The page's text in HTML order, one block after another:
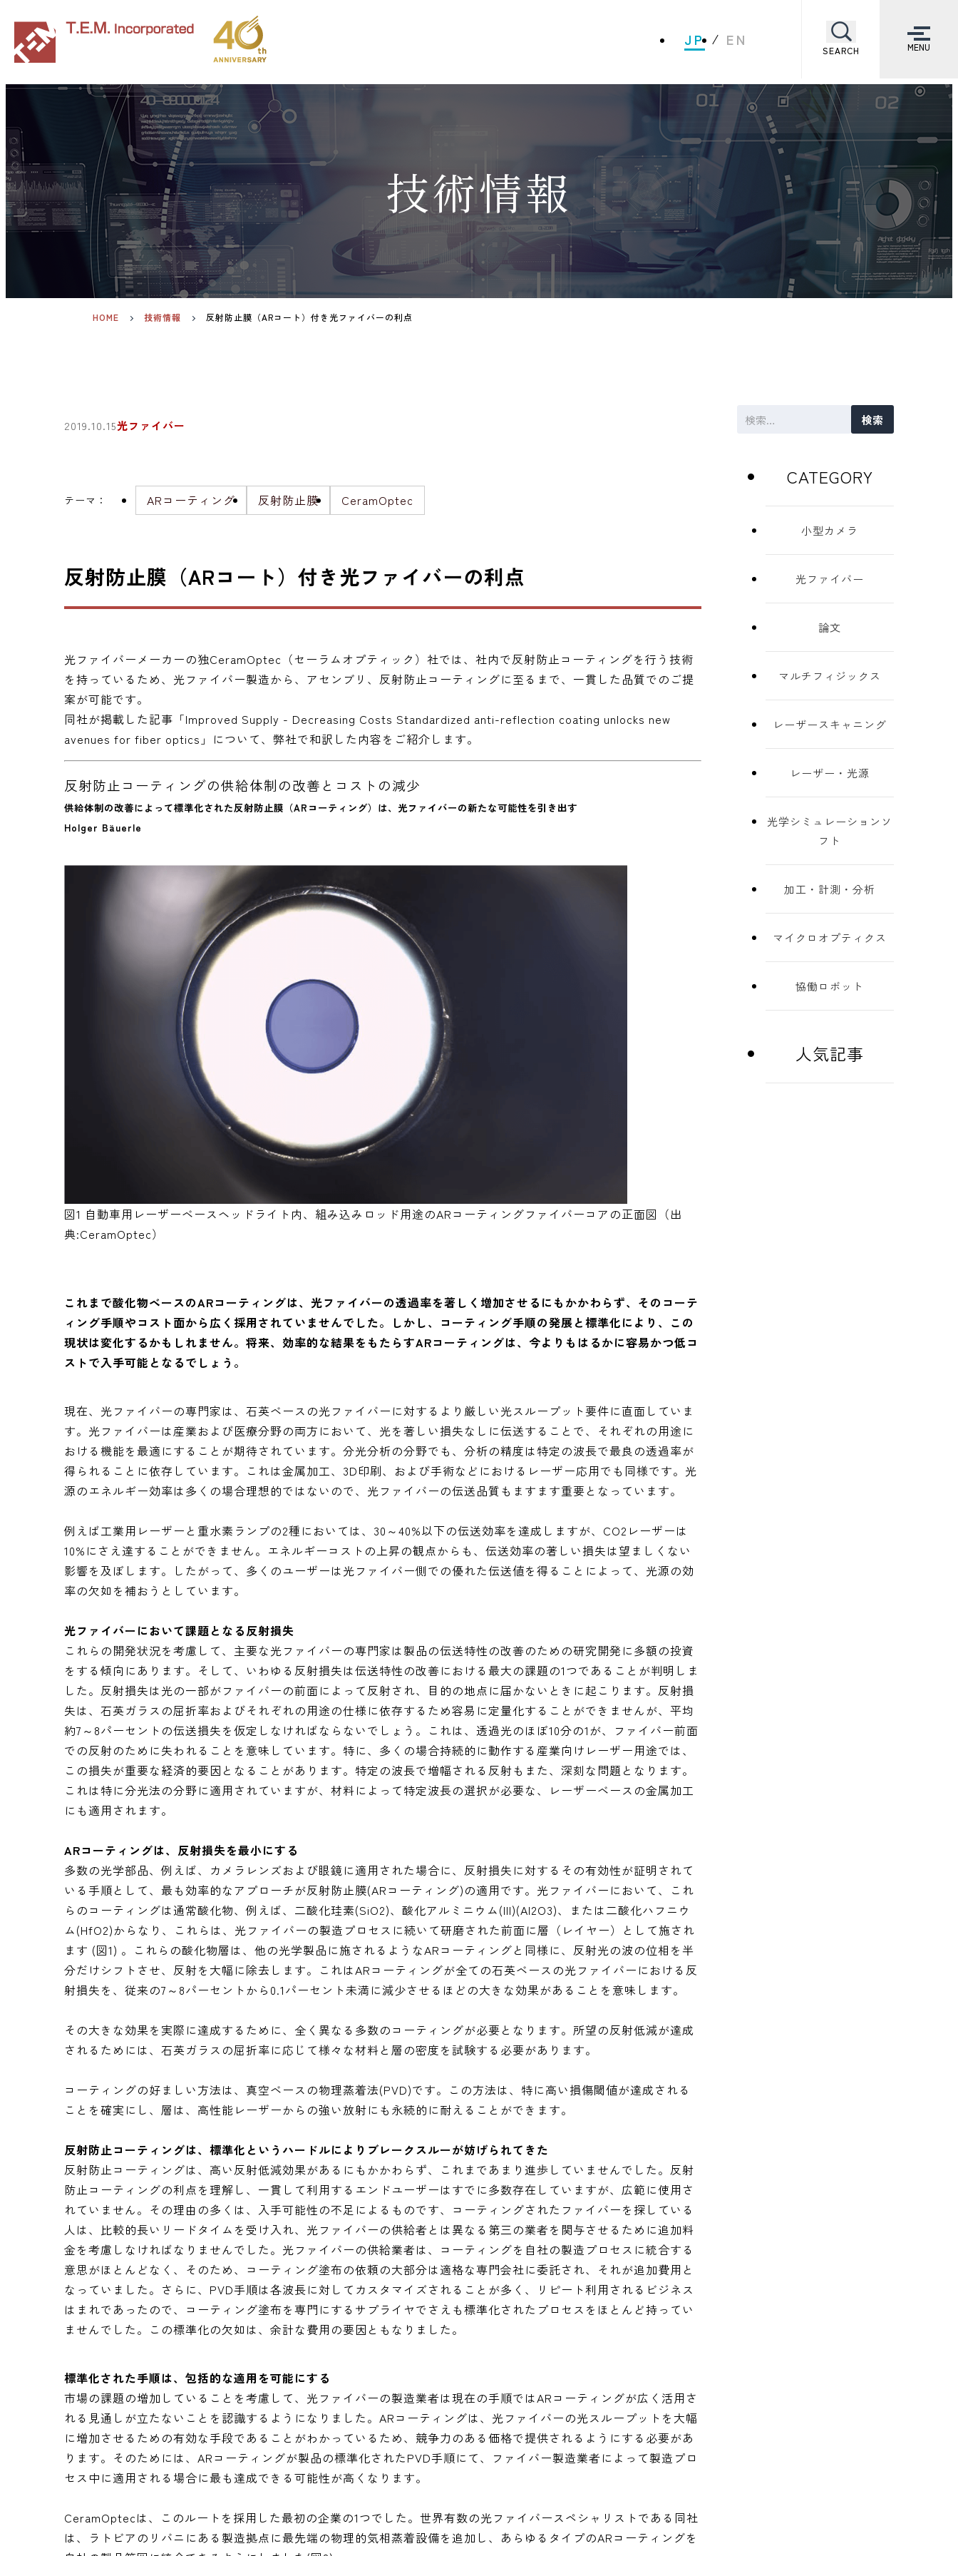
JP EN
SEARCH MENU
技術情報
HOME 技術情報 反射防止膜（ARコート）付き光ファイバーの利点
2019.10.15光ファイバー
テーマ ： ARコーティング 反射防止膜 CeramOptec
反射防止膜（ARコート）付き光ファイバーの利点
光ファイバーメーカーの独CeramOptec（セーラムオプティック）社では、社内で反射防止コーティングを行う技術
を持っているため、光ファイバー製造から、アセンブリ、反射防止コーティングに至るまで、一貫した品質でのご提
案が可能です。
同社が掲載した記事「Improved Supply - Decreasing Costs Standardized anti-reflection coating unlocks new
avenues for fiber optics」について、弊社で和訳した内容をご紹介します。
反射防止コーティングの供給体制の改善とコストの減少
供給体制の改善によって標準化された反射防止膜（ARコーティング）は、光ファイバーの新たな可能性を引き出す
Holger Bäuerle
図1 自動車用レーザーベースヘッドライト内、組み込みロッド用途のARコーティングファイバーコアの正面図（出
典:CeramOptec）
これまで酸化物ベースのARコーティングは、光ファイバーの透過率を著しく増加させるにもかかわらず、そのコーテ
ィング手順やコスト面から広く採用されていませんでした。しかし、コーティング手順の発展と標準化により、この
現状は変化するかもしれません。将来、効率的な結果をもたらすARコーティングは、今よりもはるかに容易かつ低コ
ストで入手可能となるでしょう。
現在、光ファイバーの専門家は、石英ベースの光ファイバーに対するより厳しい光スループット要件に直面していま
す。光ファイバーは産業および医療分野の両方において、光を著しい損失なしに伝送することで、それぞれの用途に
おける機能を最適にすることが期待されています。分光分析の分野でも、分析の精度は特定の波長で最良の透過率が
得られることに依存しています。これは金属加工、3D印刷、および手術などにおけるレーザー応用でも同様です。光
源のエネルギー効率は多くの場合理想的ではないので、光ファイバーの伝送品質もますます重要となっています。
例えば工業用レーザーと重水素ランプの2種においては、30～40%以下の伝送効率を達成しますが、CO2レーザーは
10%にさえ達することができません。エネルギーコストの上昇の観点からも、伝送効率の著しい損失は望ましくない
影響を及ぼします。したがって、多くのユーザーは光ファイバー側での優れた伝送値を得ることによって、光源の効
率の欠如を補おうとしています。
光ファイバーにおいて課題となる反射損失
これらの開発状況を考慮して、主要な光ファイバーの専門家は製品の伝送特性の改善のための研究開発に多額の投資
をする傾向にあります。そして、いわゆる反射損失は伝送特性の改善における最大の課題の1つであることが判明しま
した。反射損失は光の一部がファイバーの前面によって反射され、目的の地点に届かないときに起こります。反射損
失は、石英ガラスの屈折率およびそれぞれの用途の仕様に依存するため容易に定量化することができませんが、平均
約7～8パーセントの伝送損失を仮定しなければならないでしょう。これは、透過光のほぼ10分の1が、ファイバー前面
での反射のために失われることを意味しています。特に、多くの場合持続的に動作する産業向けレーザー用途では、
この損失が重要な経済的要因となることがあります。特定の波長で増幅される反射もまた、深刻な問題となります。
これは特に分光法の分野に適用されていますが、材料によって特定波長の選択が必要な、レーザーベースの金属加工
にも適用されます。
ARコーティングは、反射損失を最小にする
多数の光学部品、例えば、カメラレンズおよび眼鏡に適用された場合に、反射損失に対するその有効性が証明されて
いる手順として、最も効率的なアプローチが反射防止膜(ARコーティング)の適用です。光ファイバーにおいて、これ
らのコーティングは通常酸化物、例えば、二酸化珪素(SiO2)、酸化アルミニウム(III)(Al2O3)、または二酸化ハフニウ
ム(HfO2)からなり、これらは、光ファイバーの製造プロセスに続いて研磨された前面に層（レイヤー）として施され
ます (図1) 。これらの酸化物層は、他の光学製品に施されるようなARコーティングと同様に、反射光の波の位相を半
分だけシフトさせ、反射を大幅に除去します。これはARコーティングが全ての石英ベースの光ファイバーにおける反
射損失を、従来の7～8パーセントから0.1パーセント未満に減少させるほどの大きな効果があることを意味します。
その大きな効果を実際に達成するために、全く異なる多数のコーティングが必要となります。所望の反射低減が達成
されるためには、石英ガラスの屈折率に応じて様々な材料と層の密度を試験する必要があります。
コーティングの好ましい方法は、真空ベースの物理蒸着法(PVD)です。この方法は、特に高い損傷閾値が達成される
ことを確実にし、層は、高性能レーザーからの強い放射にも永続的に耐えることができます。
反射防止コーティングは、標準化というハードルによりブレークスルーが妨げられてきた
反射防止コーティングは、高い反射低減効果があるにもかかわらず、これまであまり進歩していませんでした。反射
防止コーティングの利点を理解し、一貫して利用するエンドユーザーはすでに多数存在していますが、広範に使用さ
れていません。その理由の多くは、入手可能性の不足によるものです、コーティングされたファイバーを探している
人は、比較的長いリードタイムを受け入れ、光ファイバーの供給者とは異なる第三の業者を関与させるために追加料
金を考慮しなければなりませんでした。光ファイバーの供給業者は、コーティングを自社の製造プロセスに統合する
意思がほとんどなく、そのため、コーティング塗布の依頼の大部分は適格な専門会社に委託され、それが追加費用と
なっていました。さらに、PVD手順は各波長に対してカスタマイズされることが多く、リピート利用されるビジネス
はまれであったので、コーティング塗布を専門にするサプライヤでさえも標準化されたプロセスをほとんど持ってい
ませんでした。この標準化の欠如は、余計な費用の要因ともなりました。
標準化された手順は、包括的な適用を可能にする
市場の課題の増加していることを考慮して、光ファイバーの製造業者は現在の手順ではARコーティングが広く活用さ
れる見通しが立たないことを認識するようになりました。ARコーティングは、光ファイバーの光スループットを大幅
に増加させるための有効な手段であることがわかっているため、競争力のある価格で提供されるようにする必要があ
ります。そのためには、ARコーティングが製品の標準化されたPVD手順にて、ファイバー製造業者によって製造プロ
セス中に適用される場合に最も達成できる可能性が高くなります。
CeramOptecは、このルートを採用した最初の企業の1つでした。世界有数の光ファイバースペシャリストである同社
は、ラトビアのリバニにある製造拠点に最先端の物理的気相蒸着設備を追加し、あらゆるタイプのARコーティングを
検
CATEGORY
小型カメラ
光ファイバー
論文
マルチフィジックス
レーザースキャニング
レーザー・光源
光学シミュレーションソ
フト
加工・計測・分析
マイクロオプティクス
協働ロボット
人気記事